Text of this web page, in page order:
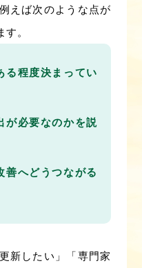
えば次のような点が
。
る程度決まってい
が必要なのかを説
善へどうつながる
新したい」「専門家